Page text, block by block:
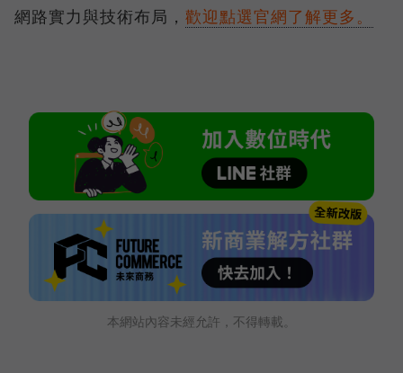
網路實力與技術布局， 歡迎點選官網了解更多。
本網站內容未經允許，不得轉載。